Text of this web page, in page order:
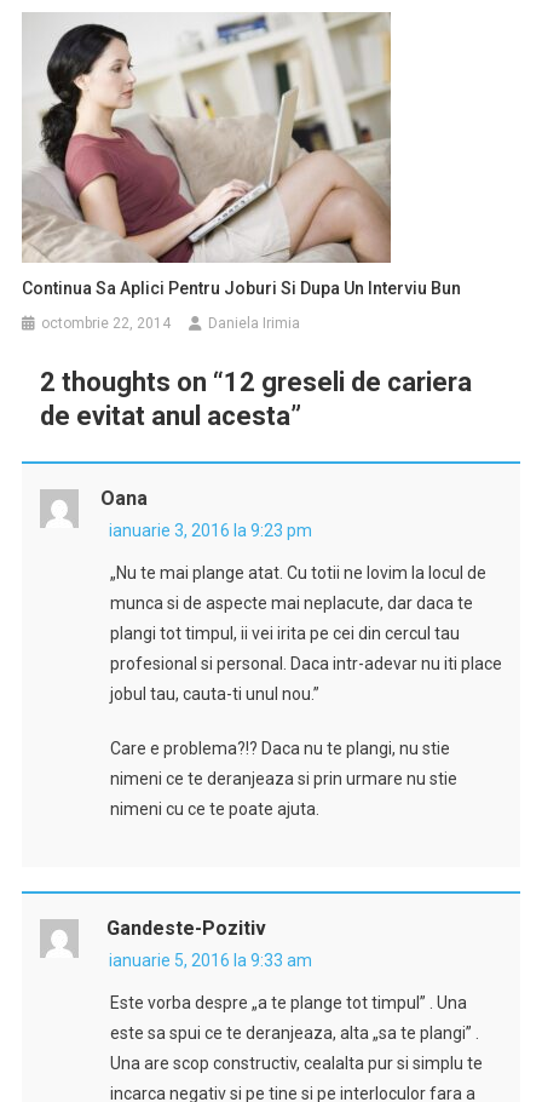
Continua Sa Aplici Pentru Joburi Si Dupa Un Interviu Bun
octombrie 22, 2014 Daniela Irimia
2 thoughts on “12 greseli de cariera
de evitat anul acesta”
Oana
ianuarie 3, 2016 la 9:23 pm
„Nu te mai plange atat. Cu totii ne lovim la locul de
munca si de aspecte mai neplacute, dar daca te
plangi tot timpul, ii vei irita pe cei din cercul tau
profesional si personal. Daca intr-adevar nu iti place
jobul tau, cauta-ti unul nou.”
Care e problema?!? Daca nu te plangi, nu stie
nimeni ce te deranjeaza si prin urmare nu stie
nimeni cu ce te poate ajuta.
Gandeste-Pozitiv
ianuarie 5, 2016 la 9:33 am
Este vorba despre „a te plange tot timpul” . Una
este sa spui ce te deranjeaza, alta „sa te plangi” .
Una are scop constructiv, cealalta pur si simplu te
incarca negativ si pe tine si pe interloculor fara a